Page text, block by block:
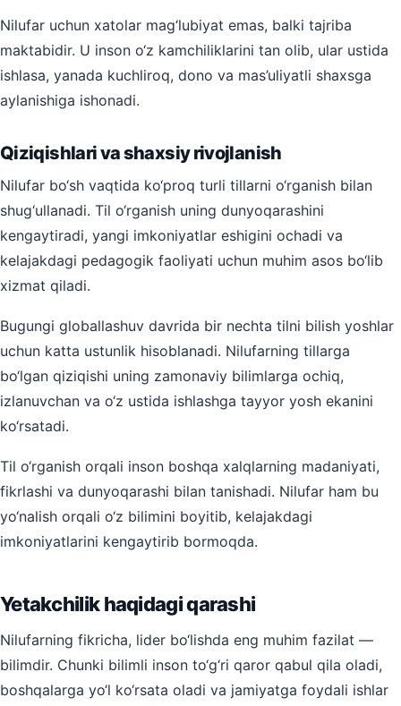
Nilufar uchun xatolar mag‘lubiyat emas, balki tajriba
maktabidir. U inson o‘z kamchiliklarini tan olib, ular ustida
ishlasa, yanada kuchliroq, dono va mas’uliyatli shaxsga
aylanishiga ishonadi.
Qiziqishlari va shaxsiy rivojlanish
Nilufar bo‘sh vaqtida ko‘proq turli tillarni o‘rganish bilan
shug‘ullanadi. Til o‘rganish uning dunyoqarashini
kengaytiradi, yangi imkoniyatlar eshigini ochadi va
kelajakdagi pedagogik faoliyati uchun muhim asos bo‘lib
xizmat qiladi.
Bugungi globallashuv davrida bir nechta tilni bilish yoshlar
uchun katta ustunlik hisoblanadi. Nilufarning tillarga
bo‘lgan qiziqishi uning zamonaviy bilimlarga ochiq,
izlanuvchan va o‘z ustida ishlashga tayyor yosh ekanini
ko‘rsatadi.
Til o‘rganish orqali inson boshqa xalqlarning madaniyati,
fikrlashi va dunyoqarashi bilan tanishadi. Nilufar ham bu
yo‘nalish orqali o‘z bilimini boyitib, kelajakdagi
imkoniyatlarini kengaytirib bormoqda.
Yetakchilik haqidagi qarashi
Nilufarning fikricha, lider bo‘lishda eng muhim fazilat —
bilimdir. Chunki bilimli inson to‘g‘ri qaror qabul qila oladi,
boshqalarga yo‘l ko‘rsata oladi va jamiyatga foydali ishlar